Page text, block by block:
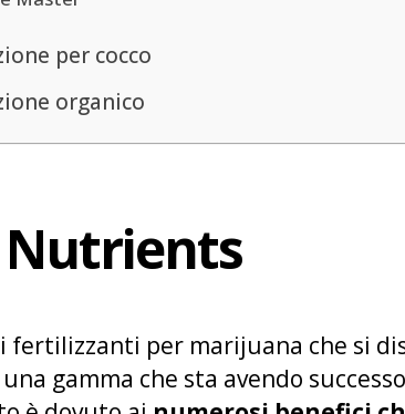
per cocco
organico
fertilizzanti per marijuana che si
gamma che sta avendo